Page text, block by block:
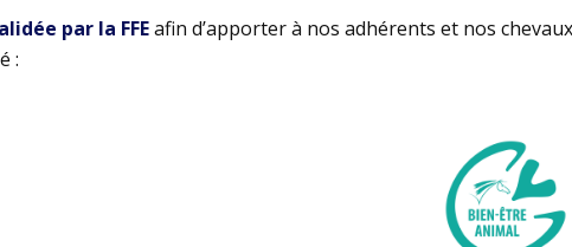
par la FFEafin d’apporter à nos adhérents et nos
: